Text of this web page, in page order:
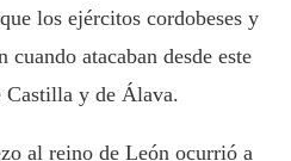
los ejércitos cordobeses y
atacaban desde este
Castilla y de Álava.
al reino de León ocurrió a